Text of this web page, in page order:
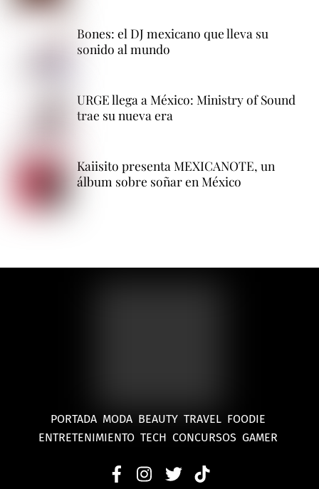
Bones: el DJ mexicano que lleva su
sonido al mundo
URGE llega a México: Ministry of Sound
trae su nueva era
Kaiisito presenta MEXICANOTE, un
álbum sobre soñar en México
PORTADA MODA BEAUTY TRAVEL FOODIE
ENTRETENIMIENTO TECH CONCURSOS GAMER